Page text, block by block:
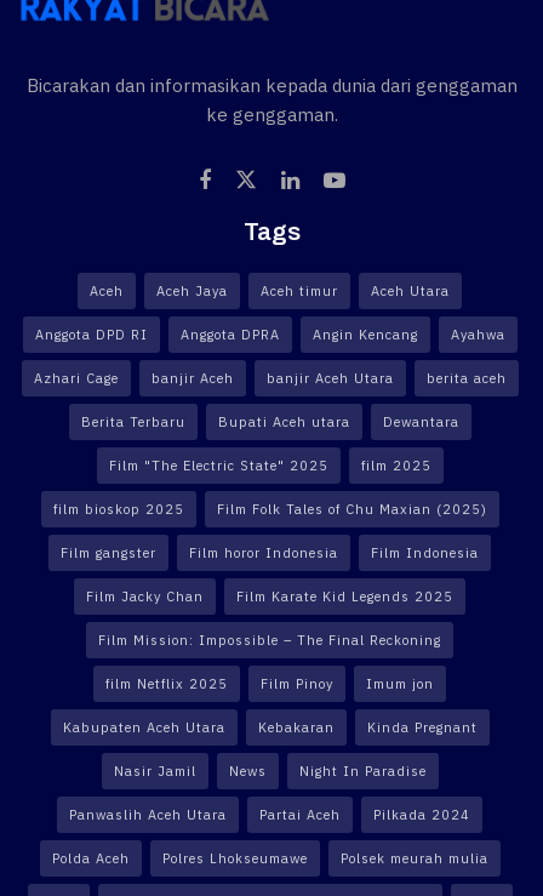
Bicarakan dan informasikan kepada dunia dari genggaman
ke genggaman.
Tags
Aceh Aceh Jaya Aceh timur Aceh Utara
Anggota DPD RI Anggota DPRA Angin Kencang Ayahwa
Azhari Cage banjir Aceh banjir Aceh Utara berita aceh
Berita Terbaru Bupati Aceh utara Dewantara
Film "The Electric State" 2025 film 2025
film bioskop 2025 Film Folk Tales of Chu Maxian (2025)
Film gangster Film horor Indonesia Film Indonesia
Film Jacky Chan Film Karate Kid Legends 2025
Film Mission: Impossible – The Final Reckoning
film Netflix 2025 Film Pinoy Imum jon
Kabupaten Aceh Utara Kebakaran Kinda Pregnant
Nasir Jamil News Night In Paradise
Panwaslih Aceh Utara Partai Aceh Pilkada 2024
Polda Aceh Polres Lhokseumawe Polsek meurah mulia